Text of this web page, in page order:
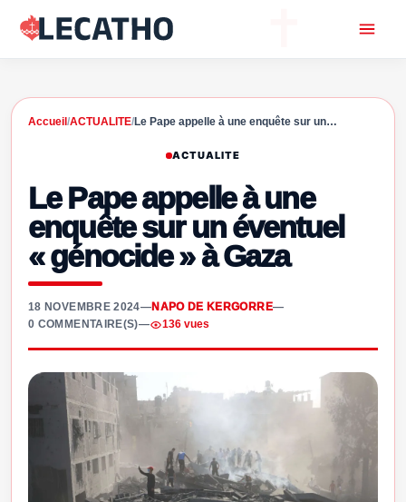
Accueil /ACTUALITE/Le Pape appelle à une enquête sur un…
ACTUALITE
Le Pape appelle à une
enquête sur un éventuel
« génocide » à Gaza
18 NOVEMBRE 2024—NAPO DE KERGORRE—
0 COMMENTAIRE(S)— 136 vues